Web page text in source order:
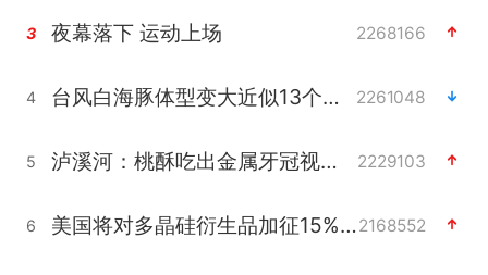
3 夜幕落下 运动上场 2268166
4 台风白海豚体型变大近似13个浙江面积 2261048
5 泸溪河：桃酥吃出金属牙冠视频不实 2229103
6 美国将对多晶硅衍生品加征15%关税2168552